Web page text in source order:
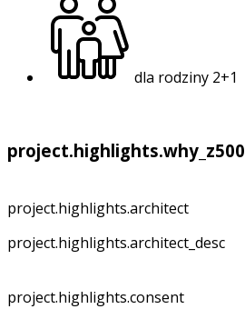
dla rodziny 2+1
project.highlights.why_z500
project.highlights.architect
project.highlights.architect_desc
project.highlights.consent